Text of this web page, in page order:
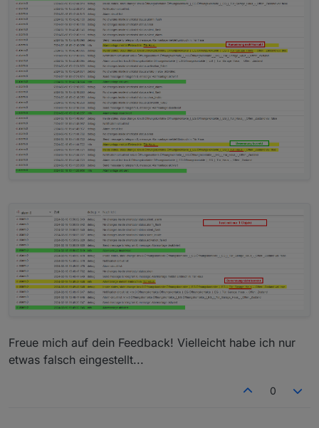
Freue mich auf dein Feedback! Vielleicht habe ich nur
etwas falsch eingestellt...
0